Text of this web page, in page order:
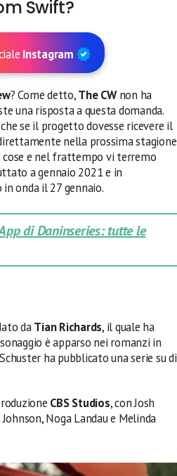
Swift?
Instagram
? Come detto,The CW non ha
una risposta a questa domanda.
se il progetto dovesse ricevere il
nella prossima stagione
cose e nel frattempo vi terremo
a gennaio 2021 e in
onda il 27 gennaio.
di Daninseries: tutte le
daTian Richards, il quale ha
è apparso nei romanzi in
ha pubblicato una serie su di
CBS Studios, con Josh
Noga Landau e Melinda